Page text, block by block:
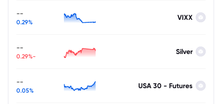
VIXX
--
0.29%
Silver
--
-0.29%
USA 30 - Futures
--
0.05%